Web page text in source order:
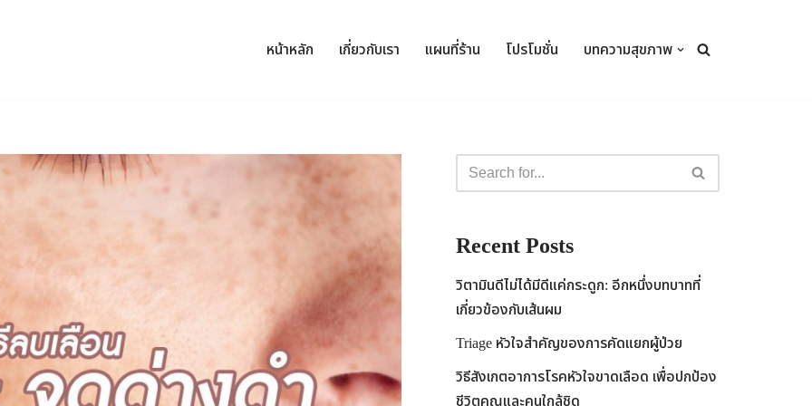
หน้าหลัก เกี่ยวกับเรา แผนที่ร้าน โปรโมชั่น บทความสุขภาพ
Recent Posts
วิตามินดีไม่ได้มีดีแค่กระดูก: อีกหนึ่งบทบาทที่
เกี่ยวข้องกับเส้นผม
Triage หัวใจสำคัญของการคัดแยกผู้ป่วย
วิธีสังเกตอาการโรคหัวใจขาดเลือด เพื่อปกป้อง
ชีวิตคุณและคนใกล้ชิด